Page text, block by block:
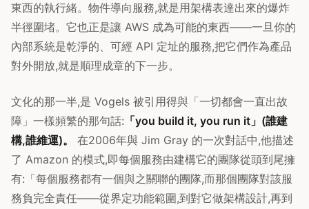
東西的執行緒。物件導向服務,就是用架構表達出來的爆炸
半徑圍堵。它也正是讓 AWS 成為可能的東西——一旦你的
內部系統是乾淨的、可經 API 定址的服務,把它們作為產品
對外開放,就是順理成章的下一步。
文化的那一半,是 Vogels 被引用得與「一切都會一直出故
障」一樣頻繁的那句話: 「you build it, you run it」(誰建
構,誰維運)。
在2006年與 Jim Gray 的一次對話中,他描述
了 Amazon 的模式,即每個服務由建構它的團隊從頭到尾擁
有:「每個服務都有一個與之關聯的團隊,而那個團隊對該服
務負完全責任——從界定功能範圍,到對它做架構設計,再到